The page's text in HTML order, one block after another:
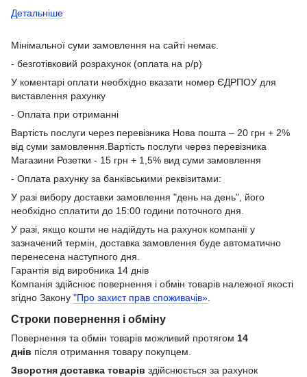
Детальніше
Мінімальної суми замовлення на сайті немає.
- безготівковий розрахунок (оплата на р/р)
У коментарі оплати необхідно вказати номер ЄДРПОУ для
виставлення рахунку
- Оплата при отриманні
Вартість послуги через перевізника Нова пошта – 20 грн + 2%
від суми замовлення.Вартість послуги через перевізника
Магазини Розетки - 15 грн + 1,5% вид суми замовлення
- Оплата рахунку за банківськими реквізитами:
У разі вибору доставки замовлення "день на день", його
необхідно сплатити до 15:00 години поточного дня.
У разі, якщо кошти не надійдуть на рахунок компанії у
зазначений термін, доставка замовлення буде автоматично
перенесена наступного дня.
Гарантія від виробника 14 днів
Компанія здійснює повернення і обмін товарів належної якості
згідно Закону "Про захист прав споживачів»
Строки повернення і обміну
Повернення та обмін товарів можливий протягом 14
днів після отримання товару покупцем.
Зворотня доставка товарів здійснюється за рахунок